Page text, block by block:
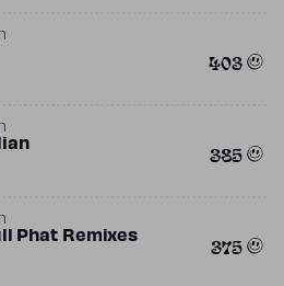
403
385
Phat Remixes
375